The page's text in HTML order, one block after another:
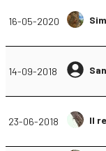
16-05-2020
14-09-2018
23-06-2018 Il